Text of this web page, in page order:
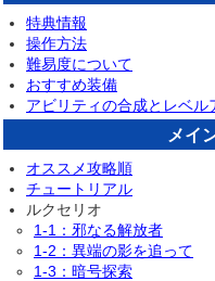
特典情報
操作方法
難易度について
おすすめ装備
アビリティの合成とレベル
メイ
オススメ攻略順
チュートリアル
ルクセリオ
1-1：邪なる解放者
1-2：異端の影を追って
1-3：暗号探索